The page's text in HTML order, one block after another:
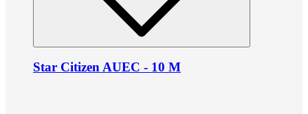
Star Citizen AUEC - 10 M